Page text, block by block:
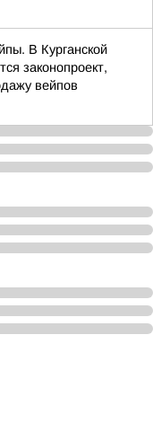
В Курганской
законопроект,
вейпов